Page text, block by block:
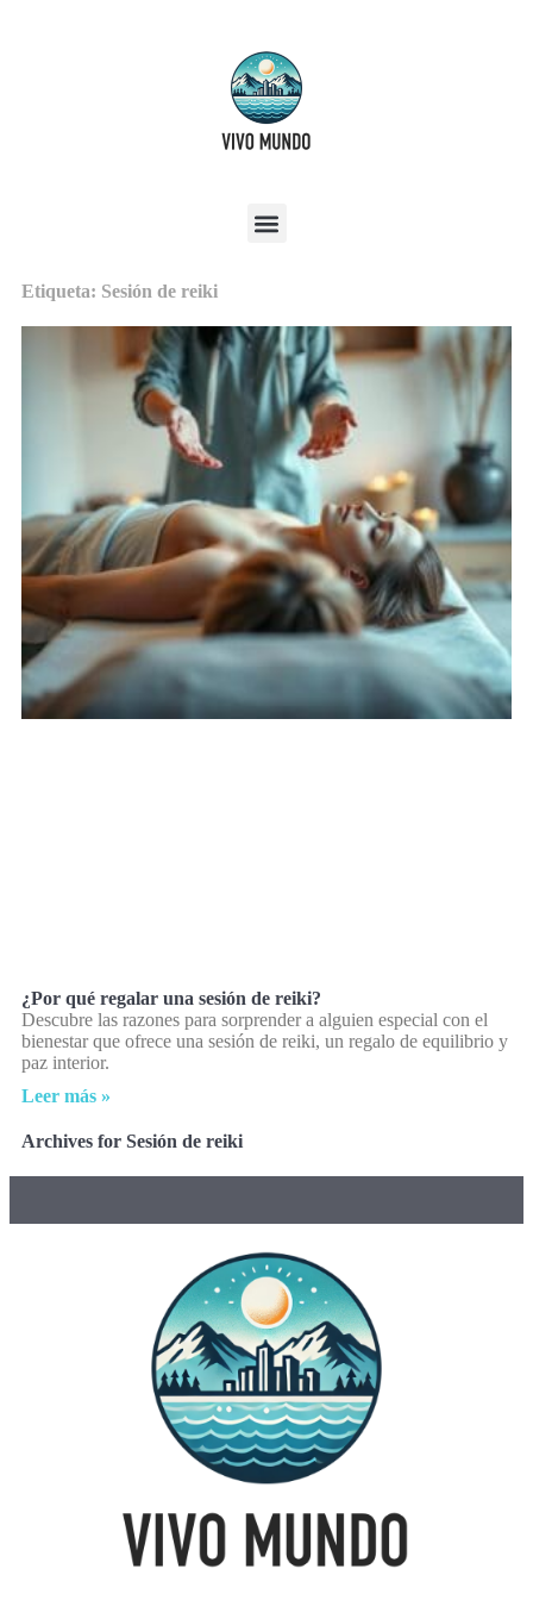
Etiqueta: Sesión de reiki
¿Por qué regalar una sesión de reiki?
Descubre las razones para sorprender a alguien especial con el
bienestar que ofrece una sesión de reiki, un regalo de equilibrio y
paz interior.
Leer más »
Archives for Sesión de reiki